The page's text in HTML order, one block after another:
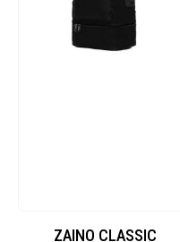
ZAINO CLASSIC